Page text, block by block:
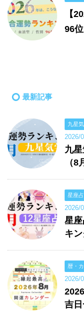
【
96
最新記事
九星
2026/
九
（8
星座
2026/
星
キ
暦・
2026/
吉